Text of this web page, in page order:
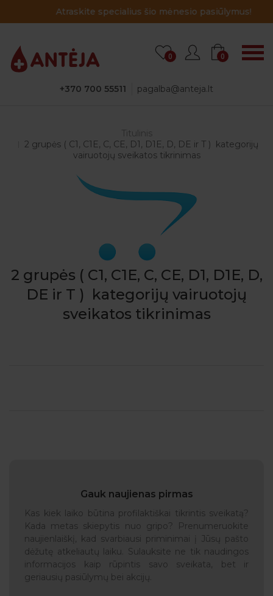
Atraskite specialius šio mėnesio pasiūlymus!
+370 700 55511 pagalba@anteja.lt
0 0
Titulinis
2 grupės ( C1, C1E, C, CE, D1, D1E, D, DE ir T ) kategorijų
vairuotojų sveikatos tikrinimas
2 grupės ( C1, C1E, C, CE, D1, D1E, D,
DE ir T ) kategorijų vairuotojų
sveikatos tikrinimas
Gauk naujienas pirmas
Kas kiek laiko būtina profilaktiškai tikrintis sveikatą?
Kada metas skiepytis nuo gripo? Prenumeruokite
naujienlaiškį, kad svarbiausi priminimai į Jūsų pašto
dėžutę atkeliautų laiku. Sulauksite ne tik naudingos
informacijos kaip rūpintis savo sveikata, bet ir
geriausių pasiūlymų bei akcijų.